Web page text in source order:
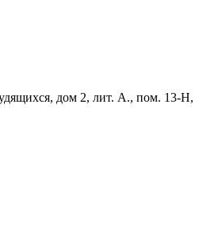
дом 2, лит. А., пом. 13-Н,